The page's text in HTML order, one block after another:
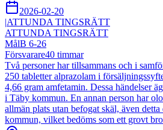
2026-02-20
|ATTUNDA TINGSRÄTT
ATTUNDA TINGSRÄTT
MålB 6-26
Försvarare40 timmar
Två personer har tillsammans och i
250 tabletter alprazolam i
4,66 gram amfetamin. Dessa händelser
i Täby kommun. En annan person har
allmän plats utan befogat skäl, även
kommun, vilket bedöms som ett grovt